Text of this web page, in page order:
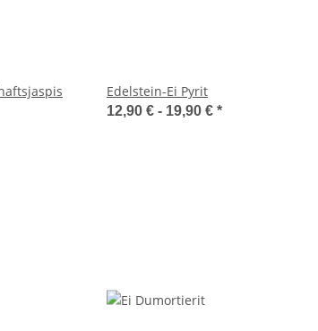
Edelstein-Ei Pyrit
12,90 € - 19,90 € *